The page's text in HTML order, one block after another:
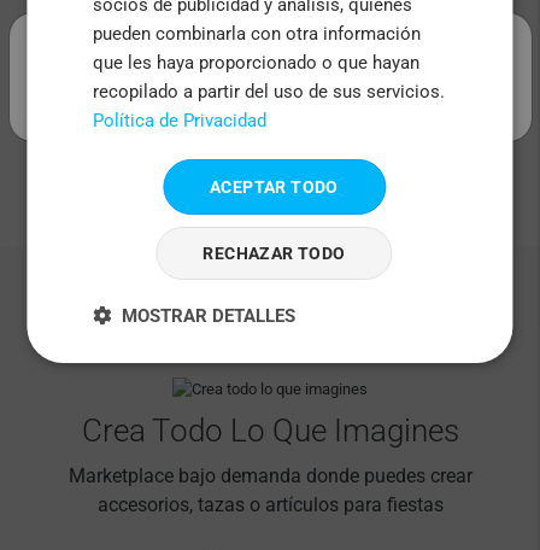
En Createlow, estamos comprometidos a proporcionarte la mejor
experiencia para diseñar y comprar tus imanes personalizados.
¡Así que no esperes más! Comienza ya tu pedido y contacta con
nosotros en caso de dudas.
¡Estamos aquí para ayudarte en cada paso del camino!
¿Por qué Createlow?
Crea Todo Lo Que Imagines
Marketplace bajo demanda donde puedes crear
accesorios, tazas o artículos para fiestas
.
PORTUGUESE
pueden combinarla con otra información
que les haya proporcionado o que hayan
recopilado a partir del uso de sus servicios.
Política de Privacidad
ACEPTAR TODO
RECHAZAR TODO
MOSTRAR DETALLES